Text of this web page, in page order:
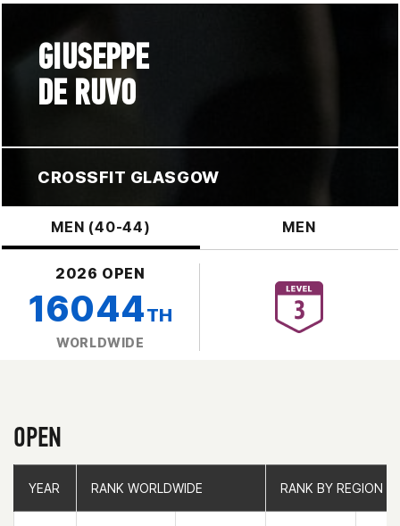
GIUSEPPE
DE RUVO
CROSSFIT GLASGOW
MEN (40-44) MEN
2026 OPEN
16044TH
WORLDWIDE
OPEN
YEAR RANK WORLDWIDE RANK BY REGION
YEAR RANK WORLDWIDE RANK BY REGION